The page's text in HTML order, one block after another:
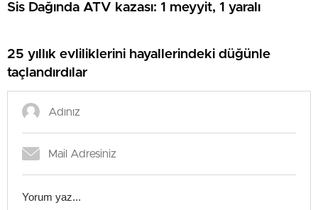
Sis Dağında ATV kazası: 1 meyyit, 1 yaralı
25 yıllık evliliklerini hayallerindeki düğünle
taçlandırdılar